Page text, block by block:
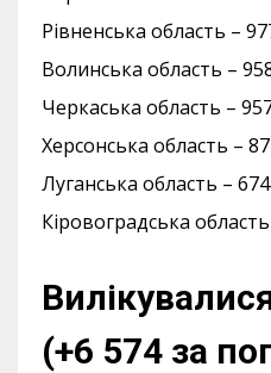
Рівненська область –
Волинська область –
Черкаська область –
Херсонська область –
Луганська область –
Кіровоградська
(+6 574 за